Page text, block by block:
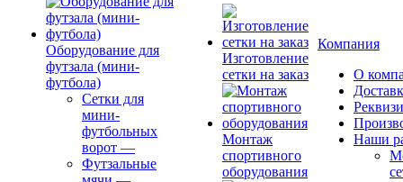
Оборудование для
футзала (мини-
футбола)
Сетки для
мини-
футбольных
ворот —
Футзальные
Изготовление
сетки на заказ
Монтаж
спортивного
оборудования
Компания
О
Наши